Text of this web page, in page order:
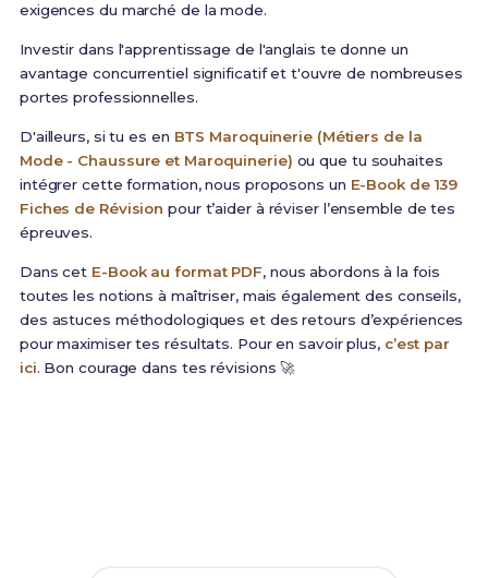
exigences du marché de la mode.
Investir dans l'apprentissage de l'anglais te donne un
avantage concurrentiel significatif et t'ouvre de nombreuses
portes professionnelles.
D'ailleurs, si tu es en BTS Maroquinerie (Métiers de la
Mode - Chaussure et Maroquinerie) ou que tu souhaites
intégrer cette formation, nous proposons un E-Book de 139
Fiches de Révision pour t’aider à réviser l’ensemble de tes
épreuves.
Dans cet E-Book au format PDF, nous abordons à la fois
toutes les notions à maîtriser, mais également des conseils,
des astuces méthodologiques et des retours d’expériences
pour maximiser tes résultats. Pour en savoir plus, c’est par
ici. Bon courage dans tes révisions 🚀